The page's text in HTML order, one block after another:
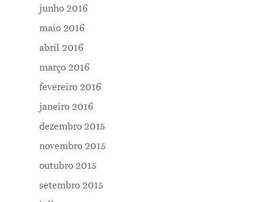
junho 2016
maio 2016
abril 2016
março 2016
fevereiro 2016
janeiro 2016
dezembro 2015
novembro 2015
outubro 2015
setembro 2015